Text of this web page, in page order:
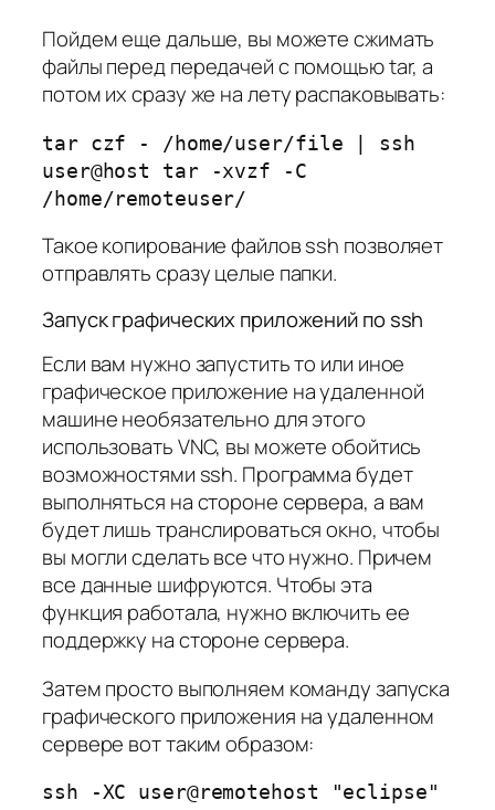
Пойдем еще дальше, вы можете сжимать
файлы перед передачей с помощью tar, а
потом их сразу же на лету распаковывать:
tar czf - /home/user/file | ssh
user@host tar -xvzf -C
/home/remoteuser/
Такое копирование файлов ssh позволяет
отправлять сразу целые папки.
Запуск графических приложений по ssh
Если вам нужно запустить то или иное
графическое приложение на удаленной
машине необязательно для этого
использовать VNC, вы можете обойтись
возможностями ssh. Программа будет
выполняться на стороне сервера, а вам
будет лишь транслироваться окно, чтобы
вы могли сделать все что нужно. Причем
все данные шифруются. Чтобы эта
функция работала, нужно включить ее
поддержку на стороне сервера.
Затем просто выполняем команду запуска
графического приложения на удаленном
сервере вот таким образом:
ssh -XC user@remotehost "eclipse"